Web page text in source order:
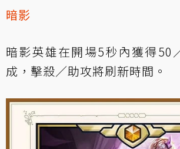
暗影
暗影英雄在開場5秒內獲得50
成，擊殺／助攻將刷新時間。